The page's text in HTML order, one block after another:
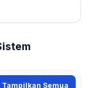
Tampilkan Semua